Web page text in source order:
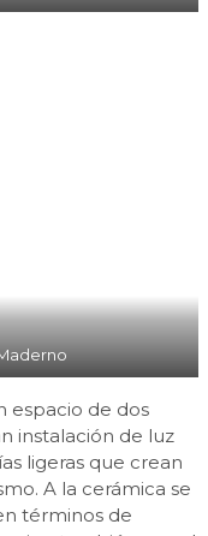
espacio de dos
instalación de luz
ligeras que crean
A la cerámica se
términos de